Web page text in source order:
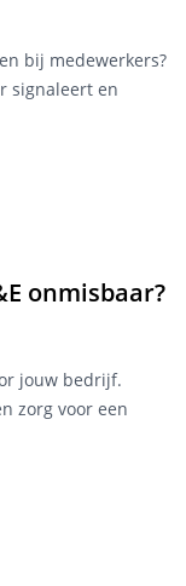
bij medewerkers?
signaleert en
onmisbaar?
jouw bedrijf.
zorg voor een